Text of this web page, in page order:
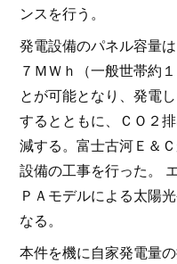
ンスを行う。
発電設備のパネル容量
７ＭＷｈ（一般世帯約
とが可能となり、発電
するとともに、ＣＯ２
減する。富士古河Ｅ＆
設備の工事を行った。
ＰＡモデルによる太陽
なる。
本件を機に自家発電量